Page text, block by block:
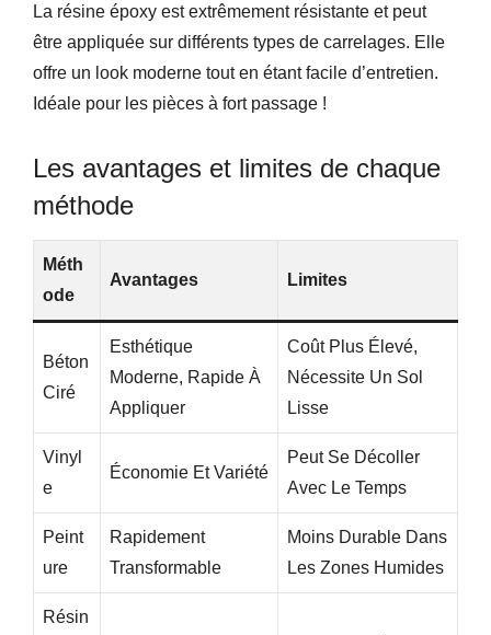
La résine époxy est extrêmement résistante et peut
être appliquée sur différents types de carrelages. Elle
offre un look moderne tout en étant facile d’entretien.
Idéale pour les pièces à fort passage !
Les avantages et limites de chaque
méthode
Méth
Ode
Avantages Limites
Béton
Ciré
Esthétique
Moderne, Rapide À
Appliquer
Coût Plus Élevé,
Nécessite Un Sol
Lisse
Vinyl
E
Économie Et Variété
Peut Se Décoller
Avec Le Temps
Peint
Ure
Rapidement
Transformable
Moins Durable Dans
Les Zones Humides
Résin